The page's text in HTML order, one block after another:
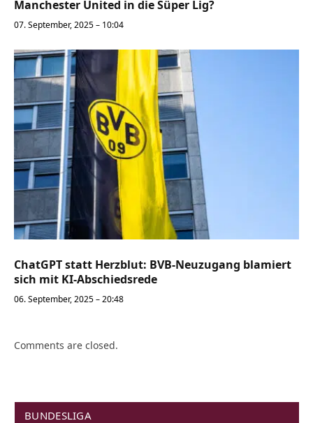
Manchester United in die Süper Lig?
07. September, 2025 – 10:04
ChatGPT statt Herzblut: BVB-Neuzugang blamiert
sich mit KI-Abschiedsrede
06. September, 2025 – 20:48
Comments are closed.
BUNDESLIGA